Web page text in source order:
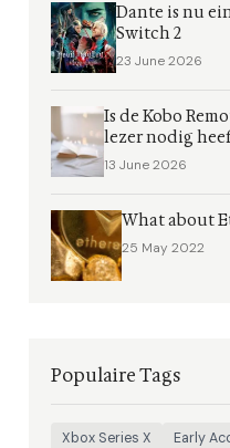
Dante is nu
Switch 2
23 June 2026
Is de Kobo
lezer nodig
13 June 2026
What about
25 May 2022
Populaire Tags
Xbox Series X Early